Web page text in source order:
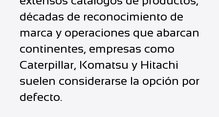
décadas de reconocimiento de
marca y operaciones que abarcan
continentes, empresas como
Caterpillar, Komatsu y Hitachi
suelen considerarse la opción por
defecto.